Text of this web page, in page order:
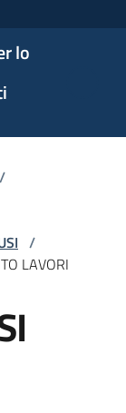
lo
/
/
LAVORI